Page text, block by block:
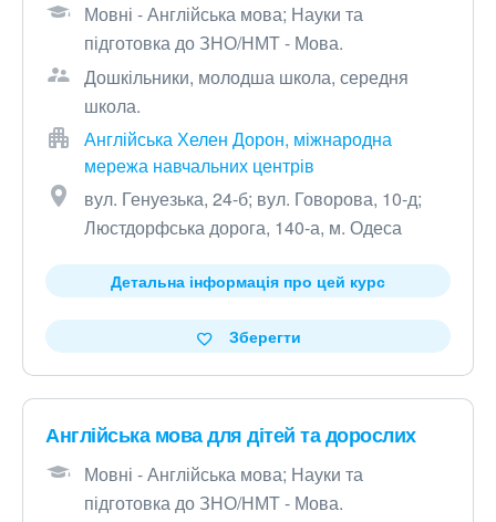
Мовні - Англійська мова; Науки та
підготовка до ЗНО/НМТ - Мова.
Дошкільники, молодша школа, середня
школа.
Англійська Хелен Дорон, міжнародна
мережа навчальних центрів
вул. Генуезька, 24-б; вул. Говорова, 10-д;
Люстдорфська дорога, 140-а, м. Одеса
Детальна інформація про цей курс
Зберегти
Англійська мова для дітей та дорослих
Мовні - Англійська мова; Науки та
підготовка до ЗНО/НМТ - Мова.